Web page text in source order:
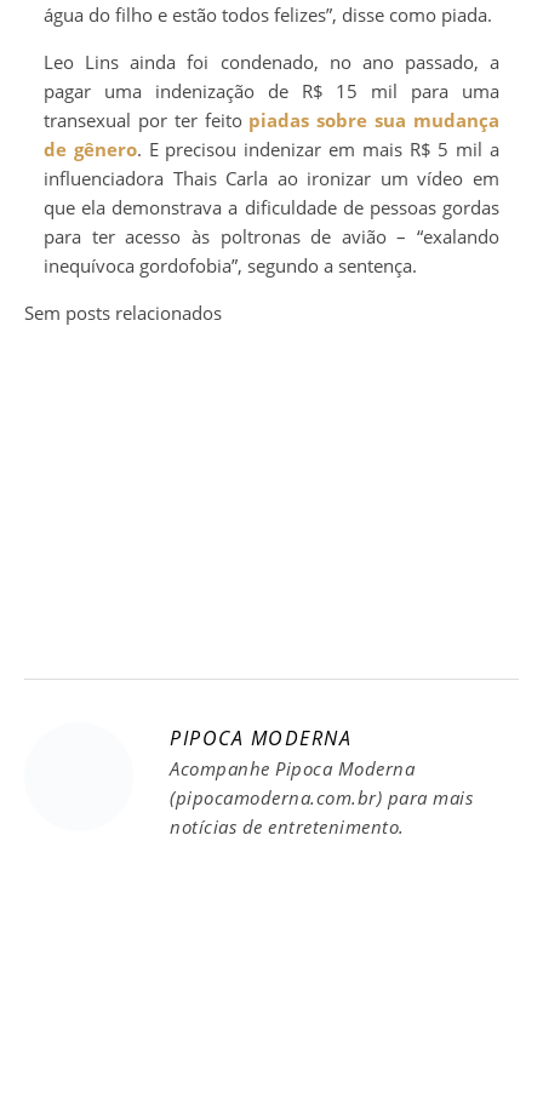
água do filho e estão todos felizes”, disse como piada.
Leo Lins ainda foi condenado, no ano passado, a
pagar uma indenização de R$ 15 mil para uma
transexual por ter feito piadas sobre sua mudança
de gênero. E precisou indenizar em mais R$ 5 mil a
influenciadora Thais Carla ao ironizar um vídeo em
que ela demonstrava a dificuldade de pessoas gordas
para ter acesso às poltronas de avião – “exalando
inequívoca gordofobia”, segundo a sentença.
Sem posts relacionados
PIPOCA MODERNA
Acompanhe Pipoca Moderna
(pipocamoderna.com.br) para mais
notícias de entretenimento.